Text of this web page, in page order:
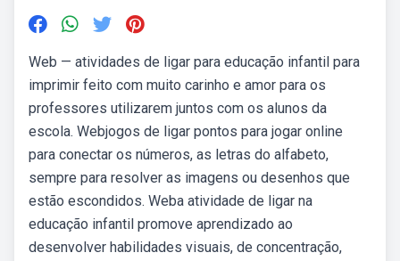
Web — atividades de ligar para educação infantil para
imprimir feito com muito carinho e amor para os
professores utilizarem juntos com os alunos da
escola. Webjogos de ligar pontos para jogar online
para conectar os números, as letras do alfabeto,
sempre para resolver as imagens ou desenhos que
estão escondidos. Weba atividade de ligar na
educação infantil promove aprendizado ao
desenvolver habilidades visuais, de concentração,